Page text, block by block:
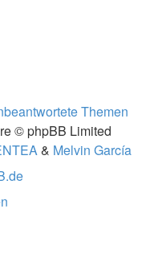
Themen
© phpBB Limited
& Melvin García